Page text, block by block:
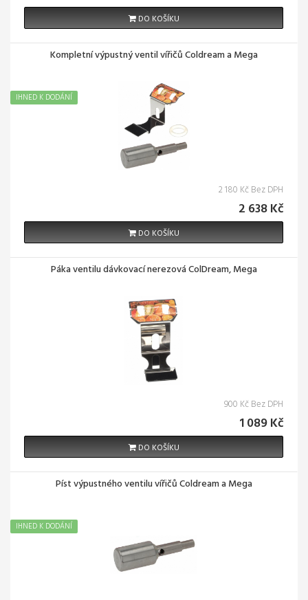
DO KOŠÍKU
Kompletní výpustný ventil vířičů Coldream a Mega
IHNED K DODÁNÍ
2 180 Kč Bez DPH
2 638 Kč
DO KOŠÍKU
Páka ventilu dávkovací nerezová ColDream, Mega
900 Kč Bez DPH
1 089 Kč
DO KOŠÍKU
Píst výpustného ventilu vířičů Coldream a Mega
IHNED K DODÁNÍ